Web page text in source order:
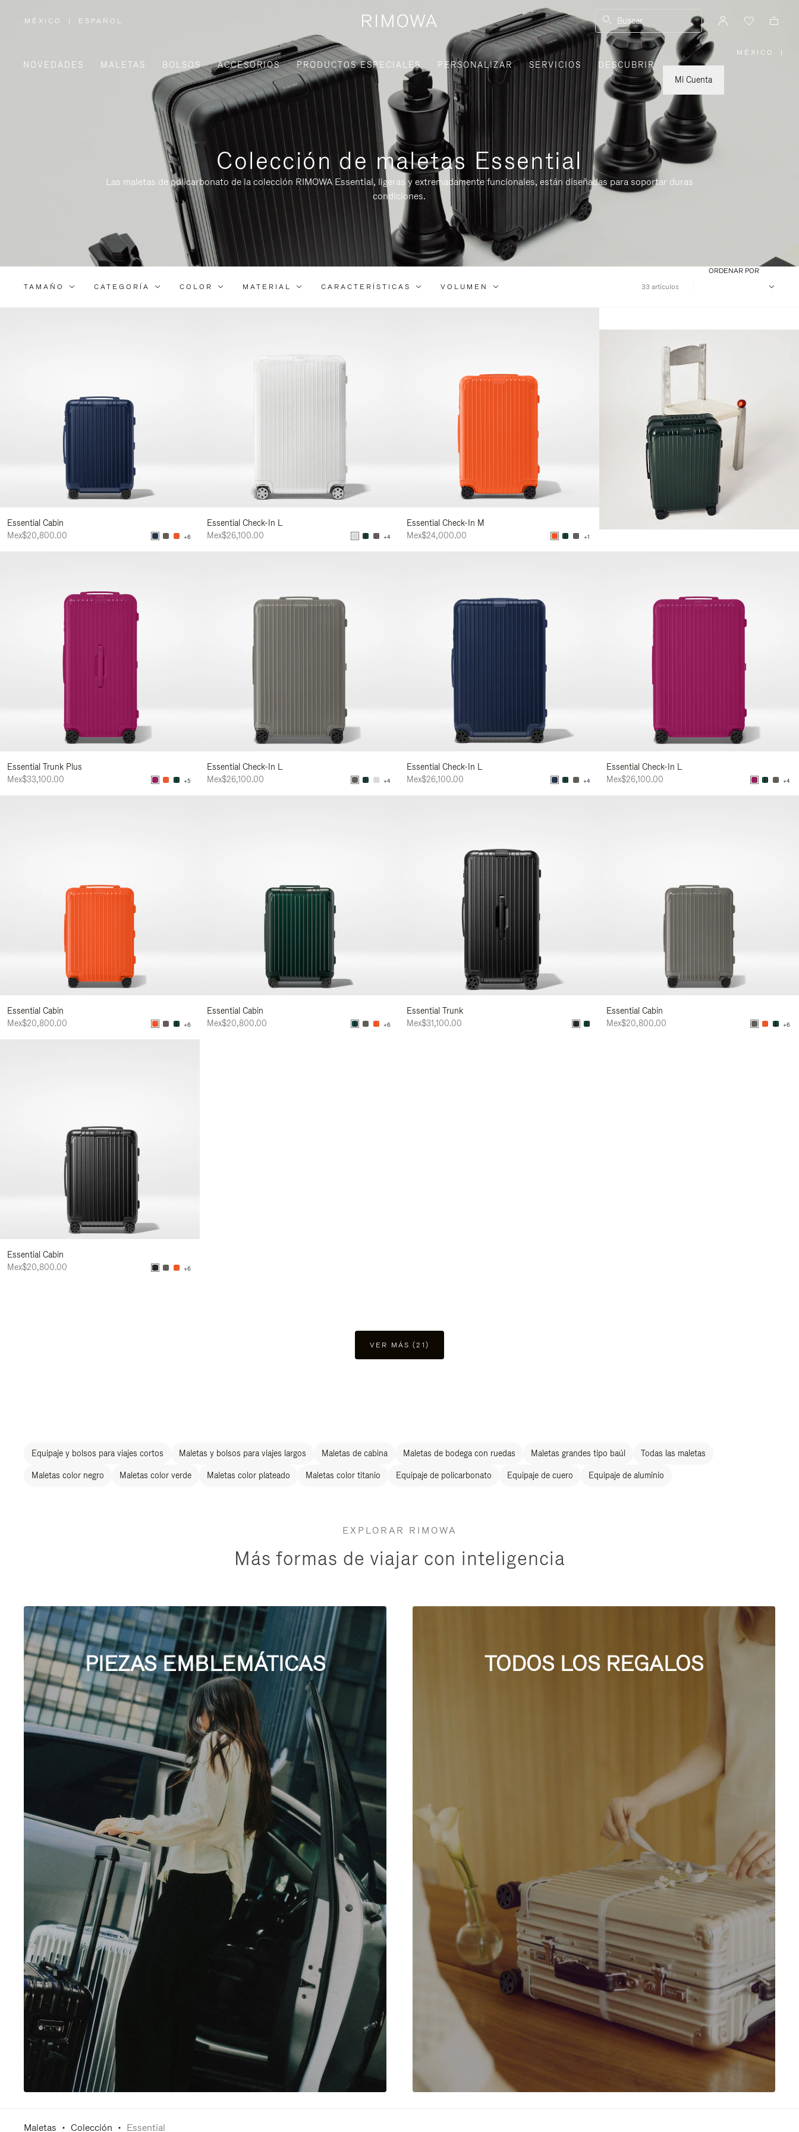
MÉXICO
,
| ESPAÑOL Buscar
NOVEDADES MALETAS BOLSOS ACCESORIOS PRODUCTOS ESPECIALES PERSONALIZAR SERVICIOS
DESCUBRIR
Mi Cuenta
MÉXICO |
Colección de maletas Essential
Las maletas de policarbonato de la colección RIMOWA Essential, ligeras y extremadamente funcionales, están diseñadas para soportar duras
condiciones.
Filtra
TAMAÑO CATEGORÍA COLOR MATERIAL CARACTERÍSTICAS VOLUMEN 33 artículos
ORDENAR POR
Essential Cabin
Mex$20,800.00
+6
Essential Check-In L
Mex$26,100.00
+4
Essential Check-In M
Mex$24,000.00
+1
Essential Trunk Plus
Mex$33,100.00
+5
Essential Check-In L
Mex$26,100.00
+4
Essential Check-In L
Mex$26,100.00
+4
Essential Check-In L
Mex$26,100.00
+4
Essential Cabin
Mex$20,800.00
+6
Essential Cabin
Mex$20,800.00
+6
Essential Trunk
Mex$31,100.00
Essential Cabin
Mex$20,800.00
+6
Essential Cabin
Mex$20,800.00
+6
VER MÁS (21)
Equipaje y bolsos para viajes cortos Maletas y bolsos para viajes largos Maletas de cabina Maletas de bodega con ruedas Maletas grandes tipo baúl Todas las maletas
Maletas color negro Maletas color verde Maletas color plateado Maletas color titanio Equipaje de policarbonato Equipaje de cuero Equipaje de aluminio
EXPLORAR RIMOWA
Más formas de viajar con inteligencia
PIEZAS EMBLEMÁTICAS TODOS LOS REGALOS
Maletas Colección Essential